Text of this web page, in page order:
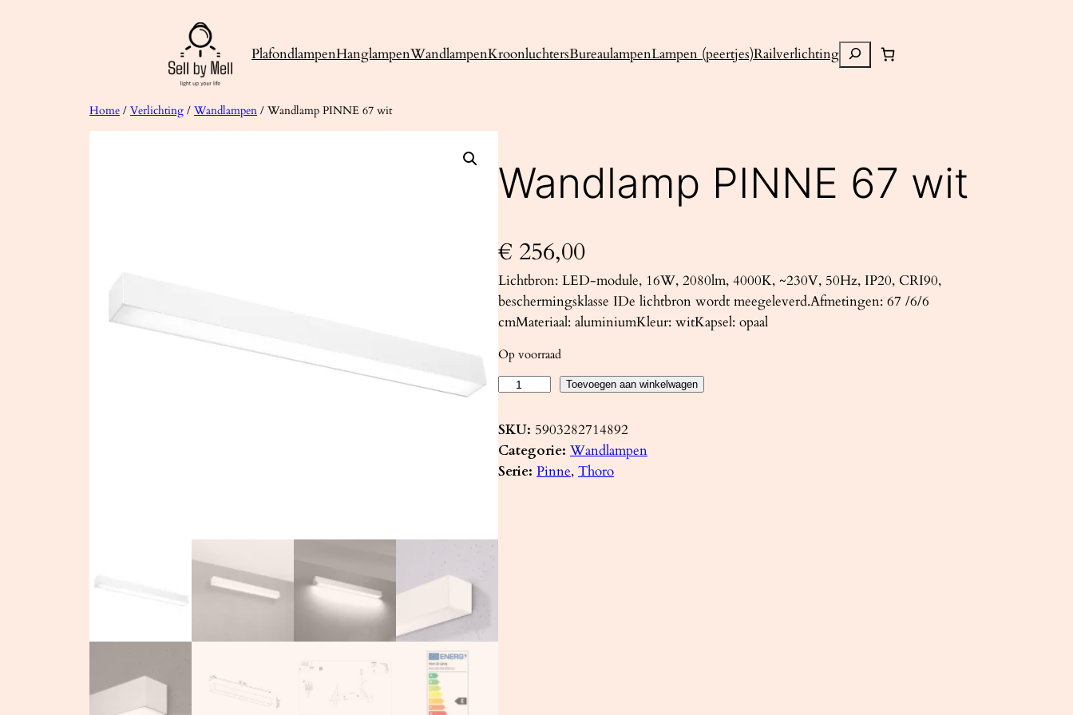
PlafondlampenHanglampenWandlampenKroonluchtersBureaulampenLampen (peertjes)RailverlichtingZoeken
Home / Verlichting / Wandlampen / Wandlamp PINNE 67 wit
Wandlamp PINNE 67 wit
€ 256,00
Lichtbron: LED-module, 16W, 2080lm, 4000K, ~230V, 50Hz, IP20, CRI90,
beschermingsklasse IDe lichtbron wordt meegeleverd.Afmetingen: 67 /6/6
cmMateriaal: aluminiumKleur: witKapsel: opaal
Op voorraad
n
d
l
Toevoegen aan winkelwagen
SKU: 5903282714892
Categorie: Wandlampen
Serie: Pinne, Thoro